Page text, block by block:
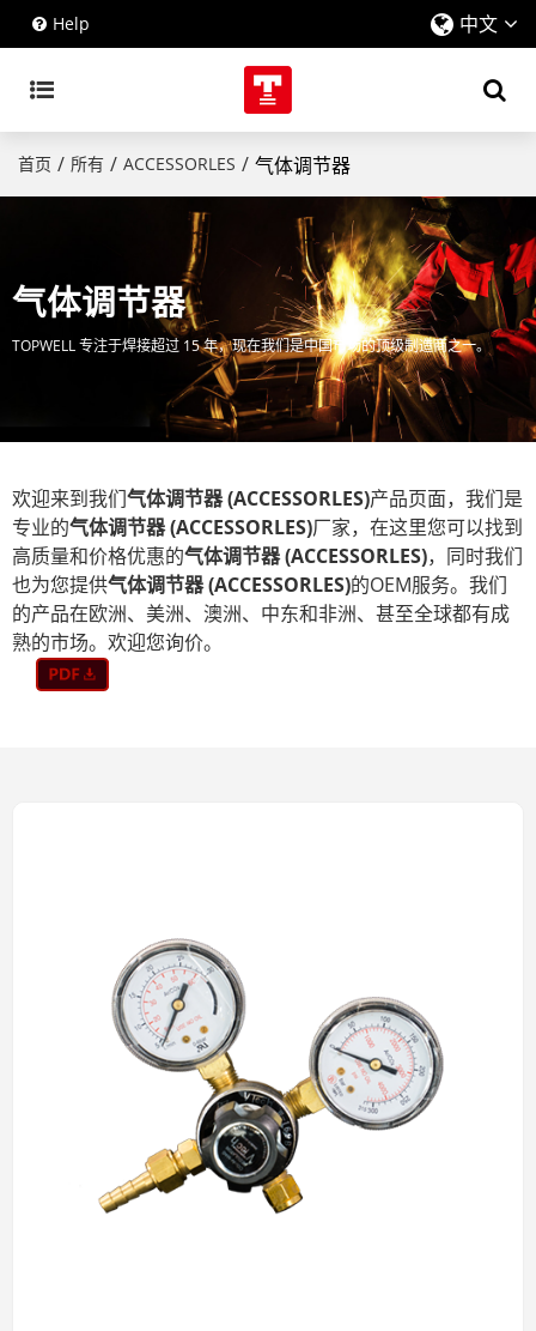
Help 中文
首页 / 所有 / ACCESSORLES / 气体调节器
气体调节器
TOPWELL 专注于焊接超过 15 年，现在我们是中国市场的顶级制造商之一。
欢迎来到我们气体调节器 (ACCESSORLES)产品页面，我们是
专业的气体调节器 (ACCESSORLES)厂家，在这里您可以找到
高质量和价格优惠的气体调节器 (ACCESSORLES)，同时我们
也为您提供气体调节器 (ACCESSORLES)的OEM服务。我们
的产品在欧洲、美洲、澳洲、中东和非洲、甚至全球都有成
熟的市场。欢迎您询价。